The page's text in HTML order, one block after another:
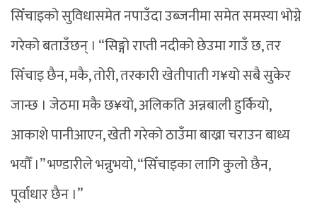
सिँचाइको सुविधासमेत नपाउँदा उब्जनीमा समेत समस्या भोग्ने
गरेको बताउँछन् । “सिङ्गो राप्ती नदीको छेउमा गाउँ छ, तर
सिँचाइ छैन, मकै, तोरी, तरकारी खेतीपाती ग¥यो सबै सुकेर
जान्छ । जेठमा मकै छ¥यो, अलिकति अन्नबाली हुर्कियो,
आकाशे पानीआएन, खेती गरेको ठाउँमा बाख्रा चराउन बाध्य
भयौँ ।” भण्डारीले भन्नुभयो, “सिँचाइका लागि कुलो छैन,
पूर्वाधार छैन ।”